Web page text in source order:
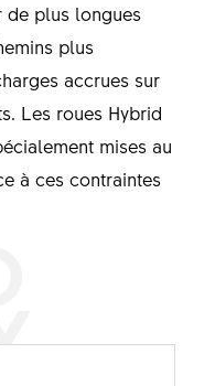
de plus longues
plus
accrues sur
Les roues Hybrid
mises au
à ces contraintes